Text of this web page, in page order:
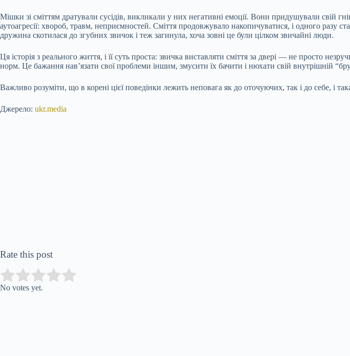
Мішки зі сміттям дратували сусідів, викликали у них негативні емоції. Вони придушували свій
аутоагресії: хвороб, травм, неприємностей. Сміття продовжувало накопичуватися, і одного разу
дружина скотилася до згубних звичок і теж загинула, хоча зовні це були цілком звичайні люди.
Ця історія з реального життя, і її суть проста: звичка виставляти сміття за двері — не просто
норм. Це бажання нав’язати свої проблеми іншим, змусити їх бачити і нюхати свій внутрішній
Важливо розуміти, що в корені цієї поведінки лежить неповага як до оточуючих, так і до себе, і
Джерело: ukr.media
Rate this post
Rate this item:
No votes yet.